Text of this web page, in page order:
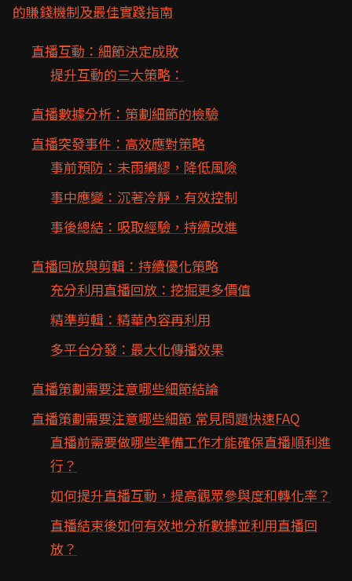
的賺錢機制及最佳實踐指南
直播互動：細節決定成敗
提升互動的三大策略：
直播數據分析：策劃細節的檢驗
直播突發事件：高效應對策略
事前預防：未雨綢繆，降低風險
事中應變：沉著冷靜，有效控制
事後總結：吸取經驗，持續改進
直播回放與剪輯：持續優化策略
充分利用直播回放：挖掘更多價值
精準剪輯：精華內容再利用
多平台分發：最大化傳播效果
直播策劃需要注意哪些細節結論
直播策劃需要注意哪些細節 常見問題快速FAQ
直播前需要做哪些準備工作才能確保直播順利進
行？
如何提升直播互動，提高觀眾參與度和轉化率？
直播結束後如何有效地分析數據並利用直播回
放？